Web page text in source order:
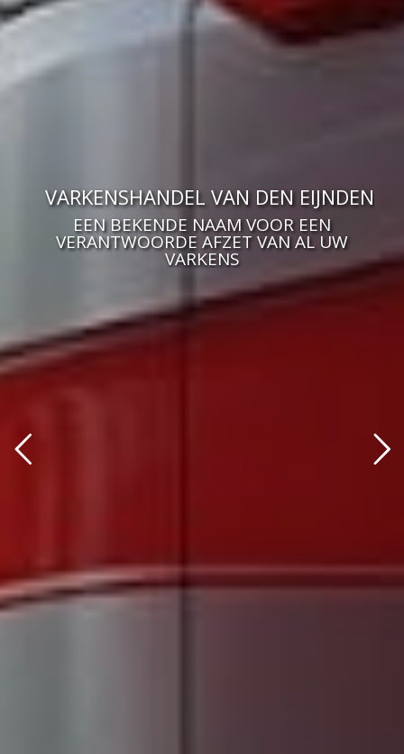
VARKENSHANDEL VAN DEN EIJNDEN
EEN BEKENDE NAAM VOOR EEN
VERANTWOORDE AFZET VAN AL UW
VARKENS